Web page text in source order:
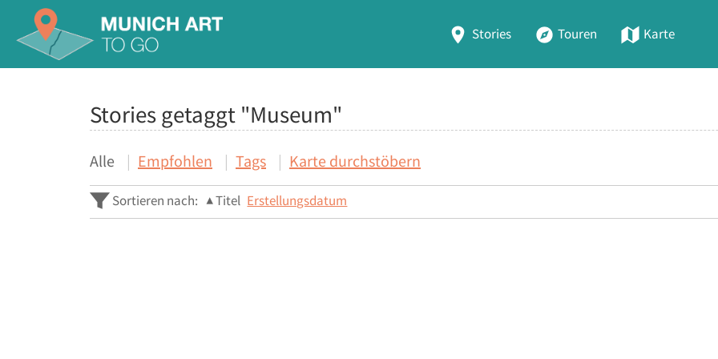
Stories Touren Karte
Stories getaggt "Museum"
Alle Empfohlen Tags Karte durchstöbern
Sortieren nach: Titel Erstellungsdatum